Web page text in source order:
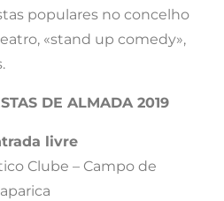
populares no concelho
«stand up comedy»,
DE ALMADA 2019
livre
Clube – Campo de